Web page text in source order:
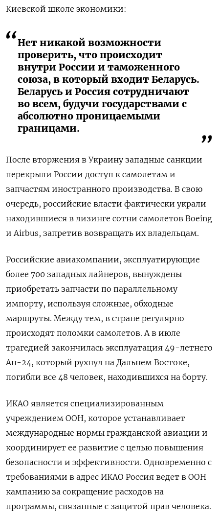
Киевской школе экономики:
Нет никакой возможности
проверить, что происходит
внутри России и таможенного
союза, в который входит Беларусь.
Беларусь и Россия сотрудничают
во всем, будучи государствами с
абсолютно проницаемыми
границами.
После вторжения в Украину западные санкции
перекрыли России доступ к самолетам и
запчастям иностранного производства. В свою
очередь, российские власти фактически украли
находившиеся в лизинге сотни самолетов Boeing
и Airbus, запретив возвращать их владельцам.
Российские авиакомпании, эксплуатирующие
более 700 западных лайнеров, вынуждены
приобретать запчасти по параллельному
импорту, используя сложные, обходные
маршруты. Между тем, в стране регулярно
происходят поломки самолетов. А в июле
трагедией закончилась эксплуатация 49-летнего
Ан-24, который рухнул на Дальнем Востоке,
погибли все 48 человек, находившихся на борту.
ИКАО является специализированным
учреждением ООН, которое устанавливает
международные нормы гражданской авиации и
координирует ее развитие с целью повышения
безопасности и эффективности. Одновременно с
требованиями в адрес ИКАО Россия ведет в ООН
кампанию за сокращение расходов на
программы, связанные с защитой прав человека.